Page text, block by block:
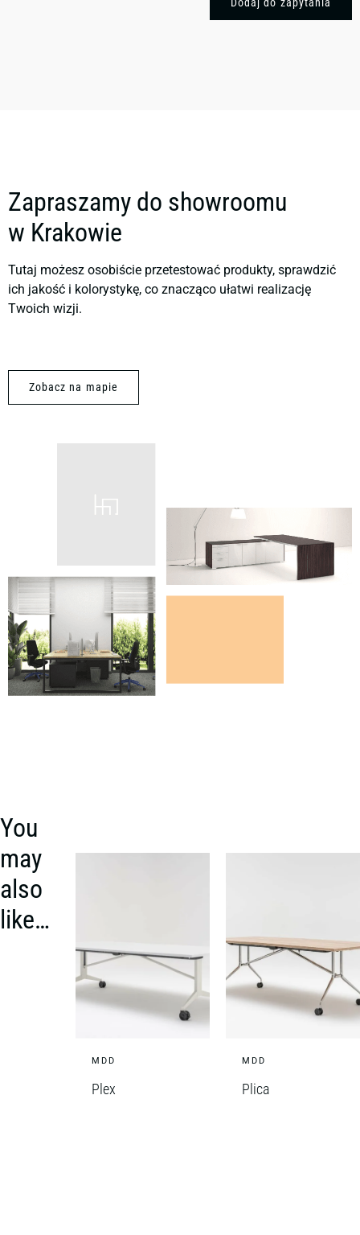
Zapraszamy do showroomu
w Krakowie
Tutaj możesz osobiście przetestować produkty, sprawdzić
ich jakość i kolorystykę, co znacząco ułatwi realizację
Twoich wizji.
Zobacz na mapie
You
may
also
like…
MDD
Plex
MDD
Plica